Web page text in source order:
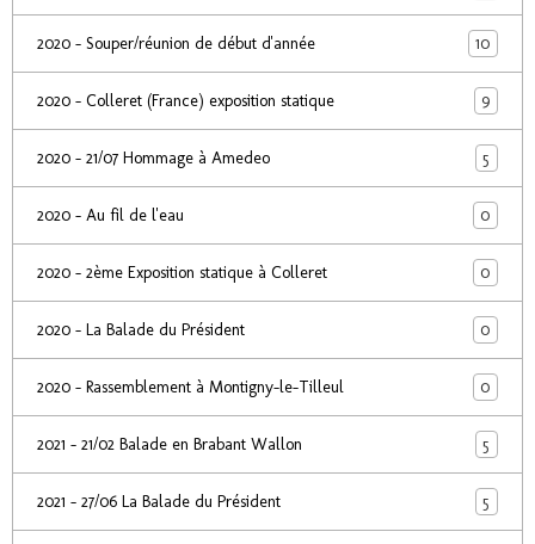
2020 - Souper/réunion de début d'année 10
2020 - Colleret (France) exposition statique 9
2020 - 21/07 Hommage à Amedeo 5
2020 - Au fil de l'eau 0
2020 - 2ème Exposition statique à Colleret 0
2020 - La Balade du Président 0
2020 - Rassemblement à Montigny-le-Tilleul 0
2021 - 21/02 Balade en Brabant Wallon 5
2021 - 27/06 La Balade du Président 5